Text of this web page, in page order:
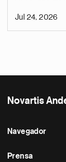
Jul 24, 2026
Novartis
Navegador
Prensa